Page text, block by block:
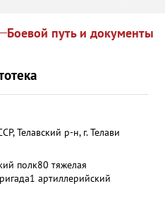
Боевой путь и документы
Телавский р-н, г. Телави
полк80 тяжелая
1 артиллерийский